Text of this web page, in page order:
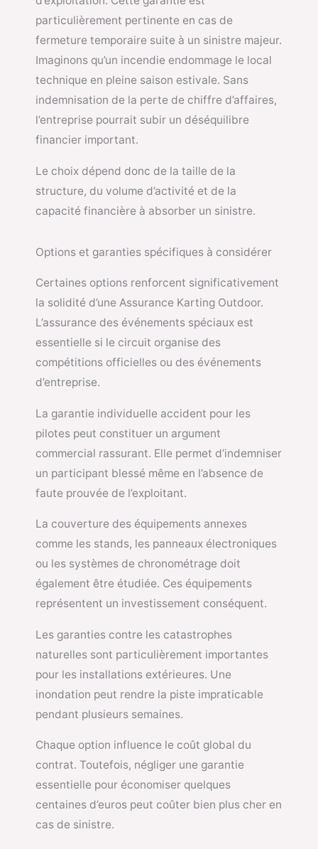
particulièrement pertinente en cas de
fermeture temporaire suite à un sinistre majeur.
Imaginons qu’un incendie endommage le local
technique en pleine saison estivale. Sans
indemnisation de la perte de chiffre d’affaires,
l’entreprise pourrait subir un déséquilibre
financier important.
Le choix dépend donc de la taille de la
structure, du volume d’activité et de la
capacité financière à absorber un sinistre.
Options et garanties spécifiques à considérer
Certaines options renforcent significativement
la solidité d’une Assurance Karting Outdoor.
L’assurance des événements spéciaux est
essentielle si le circuit organise des
compétitions officielles ou des événements
d’entreprise.
La garantie individuelle accident pour les
pilotes peut constituer un argument
commercial rassurant. Elle permet d’indemniser
un participant blessé même en l’absence de
faute prouvée de l’exploitant.
La couverture des équipements annexes
comme les stands, les panneaux électroniques
ou les systèmes de chronométrage doit
également être étudiée. Ces équipements
représentent un investissement conséquent.
Les garanties contre les catastrophes
naturelles sont particulièrement importantes
pour les installations extérieures. Une
inondation peut rendre la piste impraticable
pendant plusieurs semaines.
Chaque option influence le coût global du
contrat. Toutefois, négliger une garantie
essentielle pour économiser quelques
centaines d’euros peut coûter bien plus cher en
cas de sinistre.